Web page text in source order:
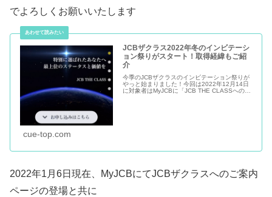
でよろしくお願いいたします
JCBザクラス2022年冬のインビテーシ
ョン祭りがスタート！取得経緯もご紹
介
今季のJCBザクラスのインビテーション祭りが
やっと始まりました！今回は2022年12月14日
に対象者はMyJCBに「JCB THE CLASSへのご
cue-top.com
2022年1月6日現在、MyJCBにてJCBザクラスへのご案内
ページの登場と共に